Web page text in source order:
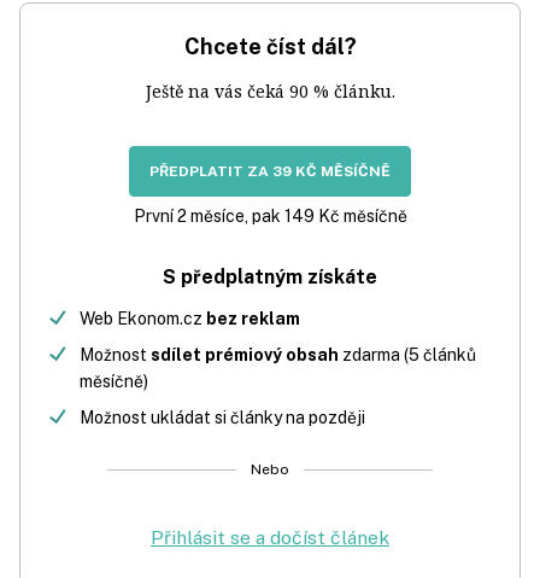
Chcete číst dál?
Ještě na vás čeká 90 % článku.
PŘEDPLATIT ZA 39 KČ MĚSÍČNĚ
První 2 měsíce, pak 149 Kč měsíčně
S předplatným získáte
Web Ekonom.cz bez reklam
Možnost sdílet prémiový obsah zdarma (5 článků
měsíčně)
Možnost ukládat si články na později
Nebo
Přihlásit se a dočíst článek